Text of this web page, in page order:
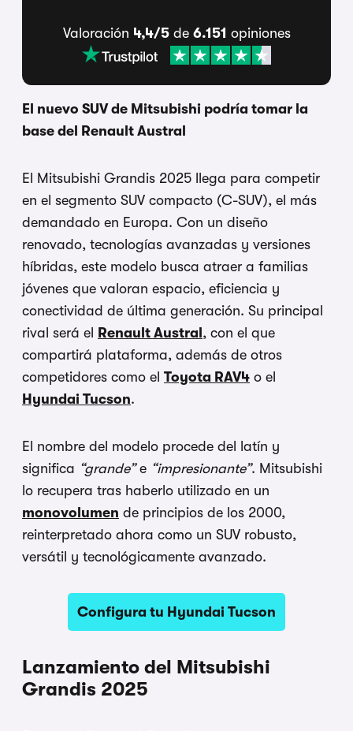
Valoración 4,4/5de 6.151 opiniones
El nuevo SUV de Mitsubishi podría tomar la
base del Renault Austral
El Mitsubishi Grandis 2025 llega para competir
en el segmento SUV compacto (C-SUV), el más
demandado en Europa. Con un diseño
renovado, tecnologías avanzadas y versiones
híbridas, este modelo busca atraer a familias
jóvenes que valoran espacio, eficiencia y
conectividad de última generación. Su principal
rival será el
Renault Austral , con el que
compartirá plataforma, además de otros
competidores como el Toyota RAV4 o el
Hyundai Tucson.
El nombre del modelo procede del latín y
significa “grande”e “impresionante”. Mitsubishi
lo recupera tras haberlo utilizado en un
monovolumen de principios de los 2000,
reinterpretado ahora como un SUV robusto,
versátil y tecnológicamente avanzado.
Configura tu Hyundai Tucson
Lanzamiento del Mitsubishi
Grandis 2025